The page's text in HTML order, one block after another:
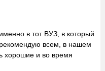
в тот ВУЗ, в который
рекомендую всем, в нашем
хорошие и во время